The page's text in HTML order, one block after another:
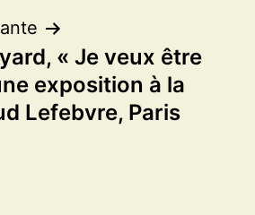
« Je veux être
exposition à la
Lefebvre, Paris